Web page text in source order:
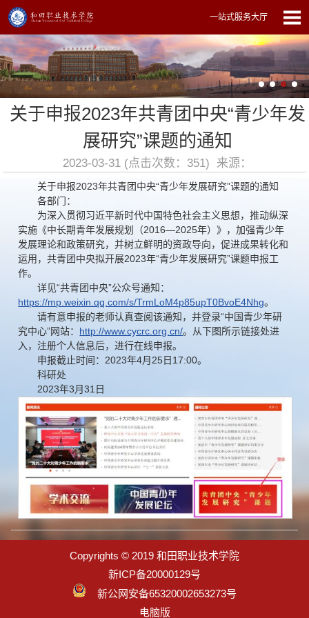
一站式服务大厅
关于申报2023年共青团中央“青少年发
展研究”课题的通知
2023-03-31 (点击次数： 351) 来源：
关于申报2023年共青团中央“青少年发展研究”课题的通知
各部门：
为深入贯彻习近平新时代中国特色社会主义思想，推动纵深
实施《中长期青年发展规划（2016—2025年）》，加强青少年
发展理论和政策研究，并树立鲜明的资政导向，促进成果转化和
运用，共青团中央拟开展2023年“青少年发展研究”课题申报工
作。
详见“共青团中央”公众号通知：
https://mp.weixin.qq.com/s/TrmLoM4p85upT0BvoE4Nhg。
请有意申报的老师认真查阅该通知，并登录“中国青少年研
究中心”网站： http://www.cycrc.org.cn/。从下图所示链接处进
入，注册个人信息后，进行在线申报。
申报截止时间：2023年4月25日17:00。
科研处
2023年3月31日
Copyrights © 2019 和田职业技术学院
新ICP备20000129号
新公网安备65320002653273号
电脑版